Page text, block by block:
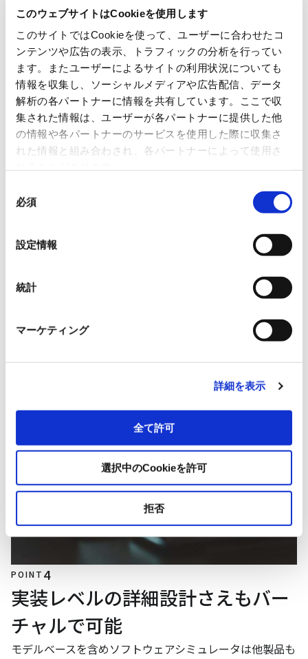
このウェブサイトはCookieを使用します
このサイトではCookieを使って、ユーザーに合わせたコ
ンテンツや広告の表示、トラフィックの分析を行ってい
ます。またユーザーによるサイトの利用状況についても
情報を収集し、ソーシャルメディアや広告配信、データ
解析の各パートナーに情報を共有しています。ここで収
集された情報は、ユーザーが各パートナーに提供した他
の情報や各パートナーのサービスを使用した際に収集さ
れた情報と組み合わされ、各パートナーによって使用さ
必須
設定情報
統計
マーケティング
詳細を表示
全て許可
選択中のCookieを許可
拒否
POINT 4
実装レベルの詳細設計さえもバー
チャルで可能
モデルベースを含めソフトウェアシミュレータは他製品も